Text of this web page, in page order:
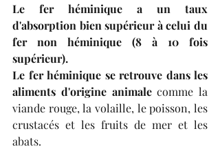
Le fer héminique a un taux
d'absorption bien supérieur à celui du
fer non héminique (8 à 10 fois
supérieur).
Le fer héminique se retrouve dans les
aliments d'origine animale comme la
viande rouge, la volaille, le poisson, les
crustacés et les fruits de mer et les
abats.